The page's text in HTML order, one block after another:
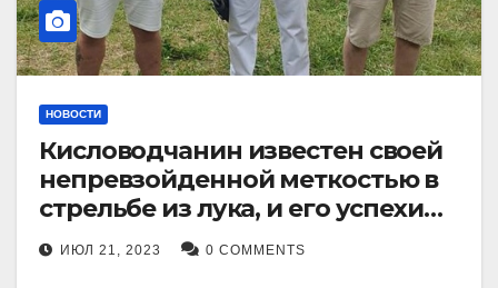
НОВОСТИ
Кисловодчанин известен своей
непревзойденной меткостью в
стрельбе из лука, и его успехи
прославили его в
Ставропольском крае.
ИЮЛ 21, 2023 0 COMMENTS